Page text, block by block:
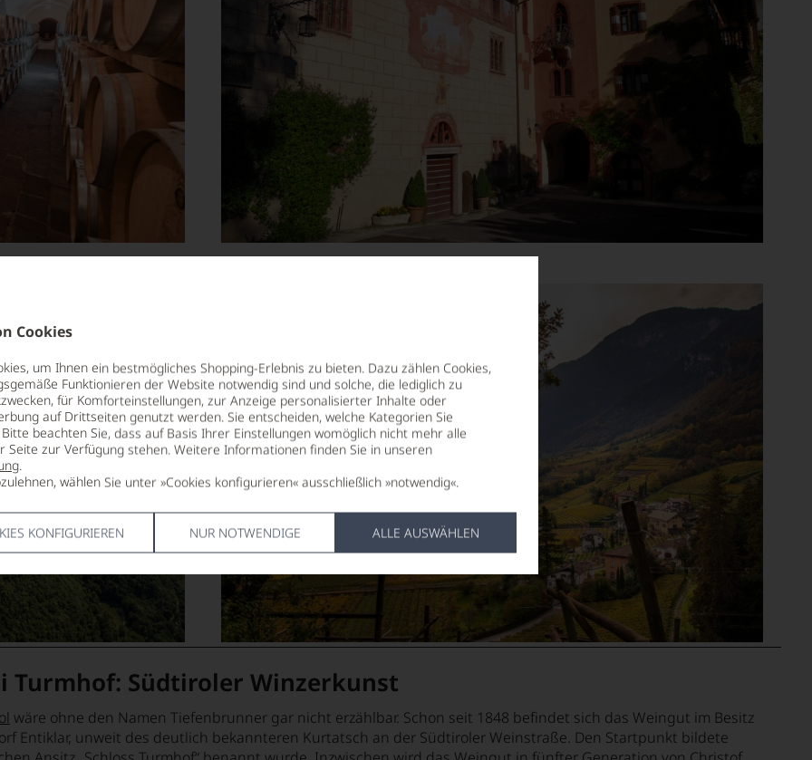
Cookies
um Ihnen ein bestmögliches Shopping-Erlebnis zu bieten. Dazu zählen Cookies,
Funktionieren der Website notwendig sind und solche, die lediglich zu
für Komforteinstellungen, zur Anzeige personalisierter Inhalte oder
auf Drittseiten genutzt werden. Sie entscheiden, welche Kategorien Sie
beachten Sie, dass auf Basis Ihrer Einstellungen womöglich nicht mehr alle
Seite zur Verfügung stehen. Weitere Informationen finden Sie in unseren
.
wählen Sie unter »Cookies konfigurieren« ausschließlich »notwendig«.
KONFIGURIEREN NUR NOTWENDIGE ALLE AUSWÄHLEN
Turmhof: Südtiroler Winzerkunst
wäre ohne den Namen Tiefenbrunner gar nicht erzählbar. Schon seit 1848 befindet sich das Weingut im Besitz
Entiklar, unweit des deutlich bekannteren Kurtatsch an der Südtiroler Weinstraße. Den Startpunkt bildete